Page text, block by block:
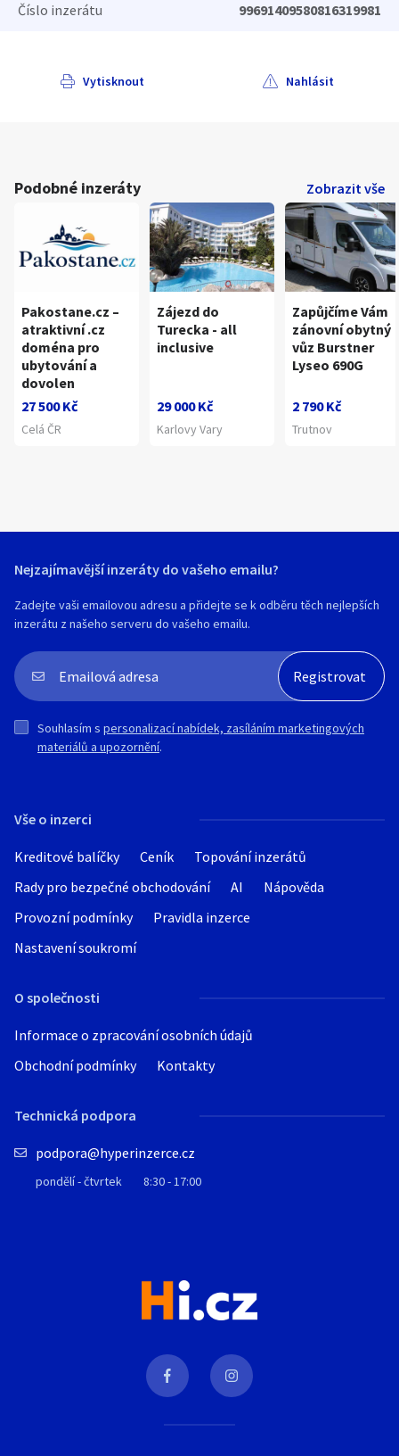
Číslo inzerátu 99691409580816319981
Vytisknout Nahlásit
Podobné inzeráty Zobrazit vše
Pakostane.cz –
atraktivní .cz
doména pro
ubytování a
dovolen
27 500 Kč
Celá ČR
Zájezd do
Turecka - all
inclusive
29 000 Kč
Karlovy Vary
Zapůjčíme Vám
zánovní obytný
vůz Burstner
Lyseo 690G
2 790 Kč
Trutnov
Vše o inzerci
Kreditové balíčky Ceník
Topování inzerátů
Rady pro bezpečné obchodování
AI
Nápověda
Provozní podmínky
Pravidla inzerce
Nastavení soukromí
O společnosti
Informace o zpracování osobních údajů
Obchodní podmínky
Kontakty
Technická podpora
podpora@hyperinzerce.cz
pondělí - čtvrtek 8:30 - 17:00
Nejzajímavější inzeráty do vašeho emailu?
Zadejte vaši emailovou adresu a přidejte se k odběru těch nejlepších
inzerátu z našeho serveru do vašeho emailu.
Souhlasím s personalizací nabídek, zasíláním marketingových
materiálů a upozornění.